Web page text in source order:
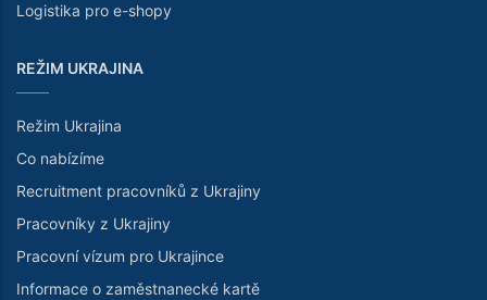
Logistika pro e-shopy
REŽIM UKRAJINA
Režim Ukrajina
Co nabízíme
Recruitment pracovníků z Ukrajiny
Pracovníky z Ukrajiny
Pracovní vízum pro Ukrajince
Informace o zaměstnanecké kartě